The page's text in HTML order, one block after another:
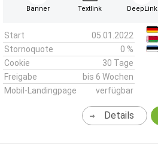
Banner Textlink DeepLink
Start
05.01.2022
Stornoquote
0 %
Cookie
30 Tage
Freigabe
bis 6 Wochen
Mobil-Landingpage
verfügbar
Details